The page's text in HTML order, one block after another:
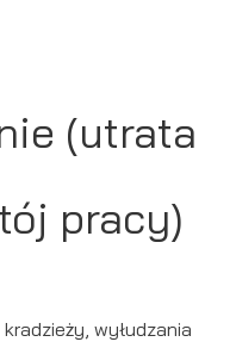
(utrata
pracy)
wyłudzania